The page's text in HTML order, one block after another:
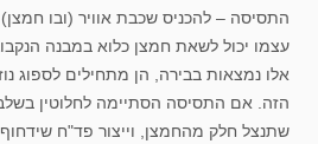
התסיסה – להכניס שכבת אוויר (ובו
עצמו יכול לשאת חמצן כלוא במבנה
אלו נמצאות בבירה, הן מתחילים לספוג
הזה. אם התסיסה הסתיימה לחלוטין
שתנצל חלק מהחמצן, וייצור פד"ח